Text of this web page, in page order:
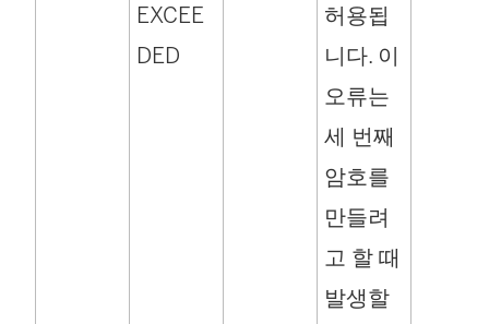
EXCEE
DED
허용됩
니다. 이
오류는
세 번째
암호를
만들려
고 할 때
발생할